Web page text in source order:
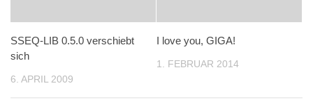
SSEQ-LIB 0.5.0 verschiebt
sich
6. APRIL 2009
I love you, GIGA!
1. FEBRUAR 2014